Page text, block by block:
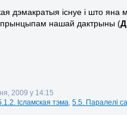
дэмакратыя існуе і што
прынцыпам нашай дактрыны (Д
2009 у 14:15
Ісламская тэма ,5.5. Паралелі